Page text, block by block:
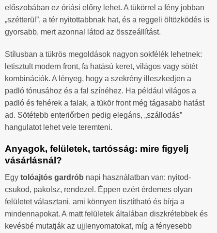
előszobában ez óriási előny lehet. A tükörrel a fény jobban
„szétterül”, a tér nyitottabbnak hat, és a reggeli öltözködés is
gyorsabb, mert azonnal látod az összeállítást.
Stílusban a tükrös megoldások nagyon sokfélék lehetnek:
letisztult modern front, fa hatású keret, világos vagy sötét
kombinációk. A lényeg, hogy a szekrény illeszkedjen a
padló tónusához és a fal színéhez. Ha például világos a
padló és fehérek a falak, a tükör front még tágasabb hatást
ad. Sötétebb enteriőrben pedig elegáns, „szállodás”
hangulatot lehet vele teremteni.
Anyagok, felületek, tartósság: mire figyelj
vásárlásnál?
Egy tolóajtós gardrób napi használatban van: nyitod-
csukod, pakolsz, rendezel. Éppen ezért érdemes olyan
felületet választani, ami könnyen tisztítható és bírja a
mindennapokat. A matt felületek általában diszkrétebbek és
kevésbé mutatják az ujjlenyomatokat, míg a fényesebb